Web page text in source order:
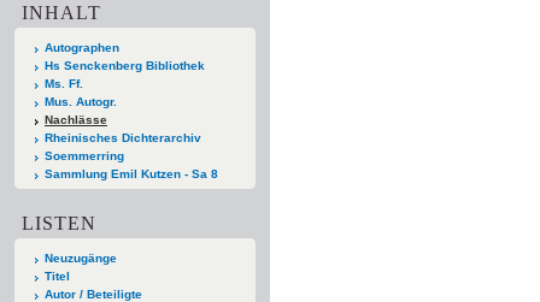
INHALT
Autographen
Hs Senckenberg Bibliothek
Ms. Ff.
Mus. Autogr.
Nachlässe
Rheinisches Dichterarchiv
Soemmerring
Sammlung Emil Kutzen - Sa 8
LISTEN
Neuzugänge
Titel
Autor / Beteiligte